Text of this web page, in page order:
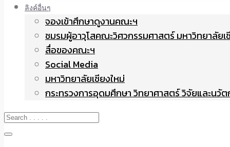
ลิงค์อื่นๆ
จองเข้าศึกษาดูงานคณะฯ
ชมรมผู้อาวุโสคณะวิศวกรรมศาสตร์ มหาวิทยาลัยเ
สื่อของคณะฯ
Social Media
มหาวิทยาลัยเชียงใหม่
กระทรวงการอุดมศึกษา วิทยาศาสตร์ วิจัยและนวั